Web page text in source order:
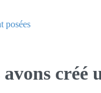
posées
créé